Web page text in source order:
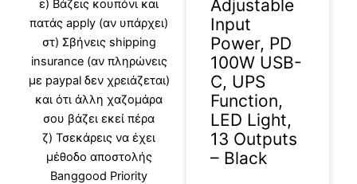
ε) Βάζεις κουπόνι και
πατάς apply (αν υπάρχει)
στ) Σβήνεις shipping
insurance (αν πληρώνεις
με paypal δεν χρειάζεται)
και ότι άλλη χαζομάρα
σου βάζει εκεί πέρα
ζ) Τσεκάρεις να έχει
μέθοδο αποστολής
Banggood Priority
Adjustable
Input
Power, PD
100W USB-
C, UPS
Function,
LED Light,
13 Outputs
– Black